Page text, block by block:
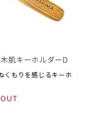
肌キーホルダーD
くもりを感じるキーホ